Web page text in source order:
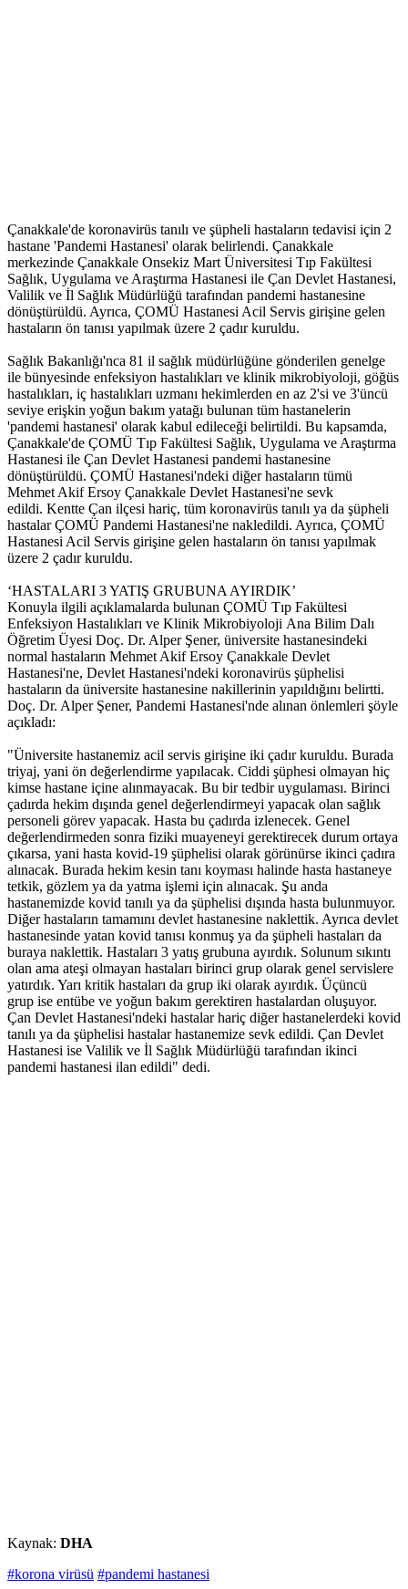
Çanakkale'de koronavirüs tanılı ve şüpheli hastaların tedavisi için 2
hastane 'Pandemi Hastanesi' olarak belirlendi. Çanakkale
merkezinde Çanakkale Onsekiz Mart Üniversitesi Tıp Fakültesi
Sağlık, Uygulama ve Araştırma Hastanesi ile Çan Devlet Hastanesi,
Valilik ve İl Sağlık Müdürlüğü tarafından pandemi hastanesine
dönüştürüldü. Ayrıca, ÇOMÜ Hastanesi Acil Servis girişine gelen
hastaların ön tanısı yapılmak üzere 2 çadır kuruldu.
Sağlık Bakanlığı'nca 81 il sağlık müdürlüğüne gönderilen genelge
ile bünyesinde enfeksiyon hastalıkları ve klinik mikrobiyoloji, göğüs
hastalıkları, iç hastalıkları uzmanı hekimlerden en az 2'si ve 3'üncü
seviye erişkin yoğun bakım yatağı bulunan tüm hastanelerin
'pandemi hastanesi' olarak kabul edileceği belirtildi. Bu kapsamda,
Çanakkale'de ÇOMÜ Tıp Fakültesi Sağlık, Uygulama ve Araştırma
Hastanesi ile Çan Devlet Hastanesi pandemi hastanesine
dönüştürüldü. ÇOMÜ Hastanesi'ndeki diğer hastaların tümü
Mehmet Akif Ersoy Çanakkale Devlet Hastanesi'ne sevk
edildi. Kentte Çan ilçesi hariç, tüm koronavirüs tanılı ya da şüpheli
hastalar ÇOMÜ Pandemi Hastanesi'ne nakledildi. Ayrıca, ÇOMÜ
Hastanesi Acil Servis girişine gelen hastaların ön tanısı yapılmak
üzere 2 çadır kuruldu.
‘HASTALARI 3 YATIŞ GRUBUNA AYIRDIK’
Konuyla ilgili açıklamalarda bulunan ÇOMÜ Tıp Fakültesi
Enfeksiyon Hastalıkları ve Klinik Mikrobiyoloji Ana Bilim Dalı
Öğretim Üyesi Doç. Dr. Alper Şener, üniversite hastanesindeki
normal hastaların Mehmet Akif Ersoy Çanakkale Devlet
Hastanesi'ne, Devlet Hastanesi'ndeki koronavirüs şüphelisi
hastaların da üniversite hastanesine nakillerinin yapıldığını belirtti.
Doç. Dr. Alper Şener, Pandemi Hastanesi'nde alınan önlemleri şöyle
açıkladı:
"Üniversite hastanemiz acil servis girişine iki çadır kuruldu. Burada
triyaj, yani ön değerlendirme yapılacak. Ciddi şüphesi olmayan hiç
kimse hastane içine alınmayacak. Bu bir tedbir uygulaması. Birinci
çadırda hekim dışında genel değerlendirmeyi yapacak olan sağlık
personeli görev yapacak. Hasta bu çadırda izlenecek. Genel
değerlendirmeden sonra fiziki muayeneyi gerektirecek durum ortaya
çıkarsa, yani hasta kovid-19 şüphelisi olarak görünürse ikinci çadıra
alınacak. Burada hekim kesin tanı koyması halinde hasta hastaneye
tetkik, gözlem ya da yatma işlemi için alınacak. Şu anda
hastanemizde kovid tanılı ya da şüphelisi dışında hasta bulunmuyor.
Diğer hastaların tamamını devlet hastanesine naklettik. Ayrıca devlet
hastanesinde yatan kovid tanısı konmuş ya da şüpheli hastaları da
buraya naklettik. Hastaları 3 yatış grubuna ayırdık. Solunum sıkıntı
olan ama ateşi olmayan hastaları birinci grup olarak genel servislere
yatırdık. Yarı kritik hastaları da grup iki olarak ayırdık. Üçüncü
grup ise entübe ve yoğun bakım gerektiren hastalardan oluşuyor.
Çan Devlet Hastanesi'ndeki hastalar hariç diğer hastanelerdeki kovid
tanılı ya da şüphelisi hastalar hastanemize sevk edildi. Çan Devlet
Hastanesi ise Valilik ve İl Sağlık Müdürlüğü tarafından ikinci
pandemi hastanesi ilan edildi" dedi.
Kaynak: DHA
#korona virüsü #pandemi hastanesi